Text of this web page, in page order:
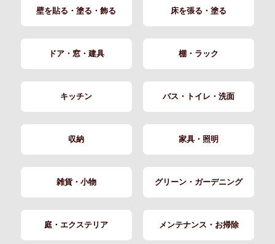
壁を貼る・塗る・飾る 床を張る・塗る
ドア・窓・建具 棚・ラック
キッチン バス・トイレ・洗面
収納 家具・照明
雑貨・小物 グリーン・ガーデニング
庭・エクステリア メンテナンス・お掃除